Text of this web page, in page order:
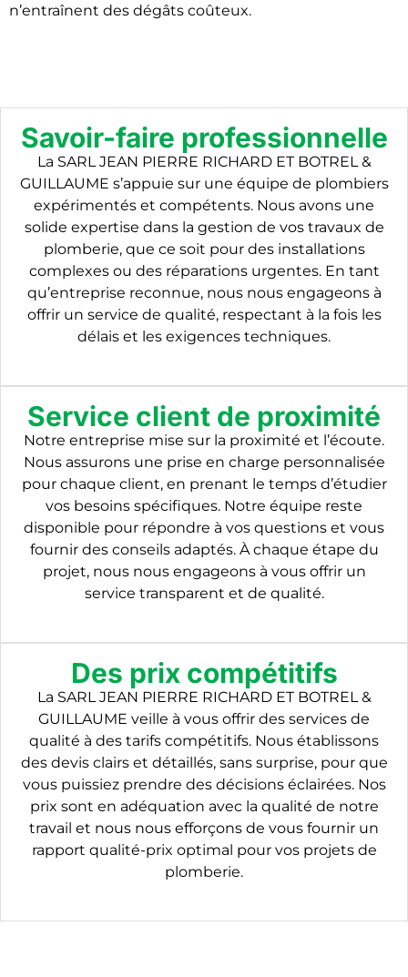
n’entraînent des dégâts coûteux.
Savoir-faire professionnelle
La SARL JEAN PIERRE RICHARD ET BOTREL &
GUILLAUME s’appuie sur une équipe de plombiers
expérimentés et compétents. Nous avons une
solide expertise dans la gestion de vos travaux de
plomberie, que ce soit pour des installations
complexes ou des réparations urgentes. En tant
qu’entreprise reconnue, nous nous engageons à
offrir un service de qualité, respectant à la fois les
délais et les exigences techniques.
Service client de proximité
Notre entreprise mise sur la proximité et l’écoute.
Nous assurons une prise en charge personnalisée
pour chaque client, en prenant le temps d’étudier
vos besoins spécifiques. Notre équipe reste
disponible pour répondre à vos questions et vous
fournir des conseils adaptés. À chaque étape du
projet, nous nous engageons à vous offrir un
service transparent et de qualité.
Des prix compétitifs
La SARL JEAN PIERRE RICHARD ET BOTREL &
GUILLAUME veille à vous offrir des services de
qualité à des tarifs compétitifs. Nous établissons
des devis clairs et détaillés, sans surprise, pour que
vous puissiez prendre des décisions éclairées. Nos
prix sont en adéquation avec la qualité de notre
travail et nous nous efforçons de vous fournir un
rapport qualité-prix optimal pour vos projets de
plomberie.